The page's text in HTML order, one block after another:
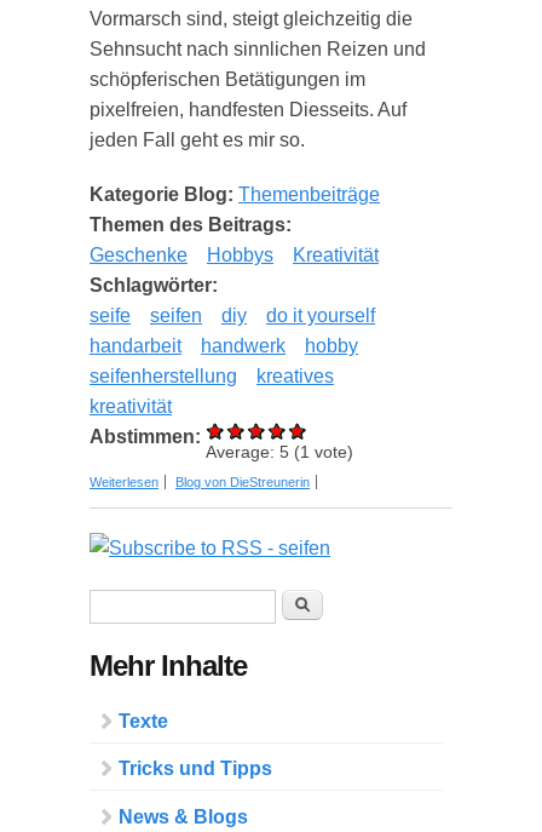
Vormarsch sind, steigt gleichzeitig die
Sehnsucht nach sinnlichen Reizen und
schöpferischen Betätigungen im
pixelfreien, handfesten Diesseits. Auf
jeden Fall geht es mir so.
Kategorie Blog: Themenbeiträge
Themen des Beitrags:
Geschenke
Hobbys
Kreativität
Schlagwörter:
seife
seifen diy
do it yourself
handarbeit
handwerk
hobby
seifenherstellung
kreatives
kreativität
Abstimmen:
Average: 5 (1 vote)
Weiterlesen über Kreative Seifen-Trends 2021 – DIY Ideen
Blog von DieStreunerin
Suche
Mehr Inhalte
Texte
Tricks und Tipps
News & Blogs